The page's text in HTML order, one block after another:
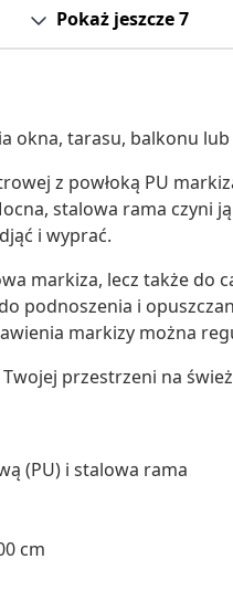
Pokaż jeszcze 7
okna, tarasu, balkonu
z powłoką PU
stalowa rama czyni
i wyprać.
markiza, lecz także do
podnoszenia i
markizy można
przestrzeni na
(PU) i stalowa rama
cm